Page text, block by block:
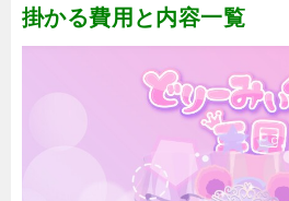
掛かる費用と内容一覧